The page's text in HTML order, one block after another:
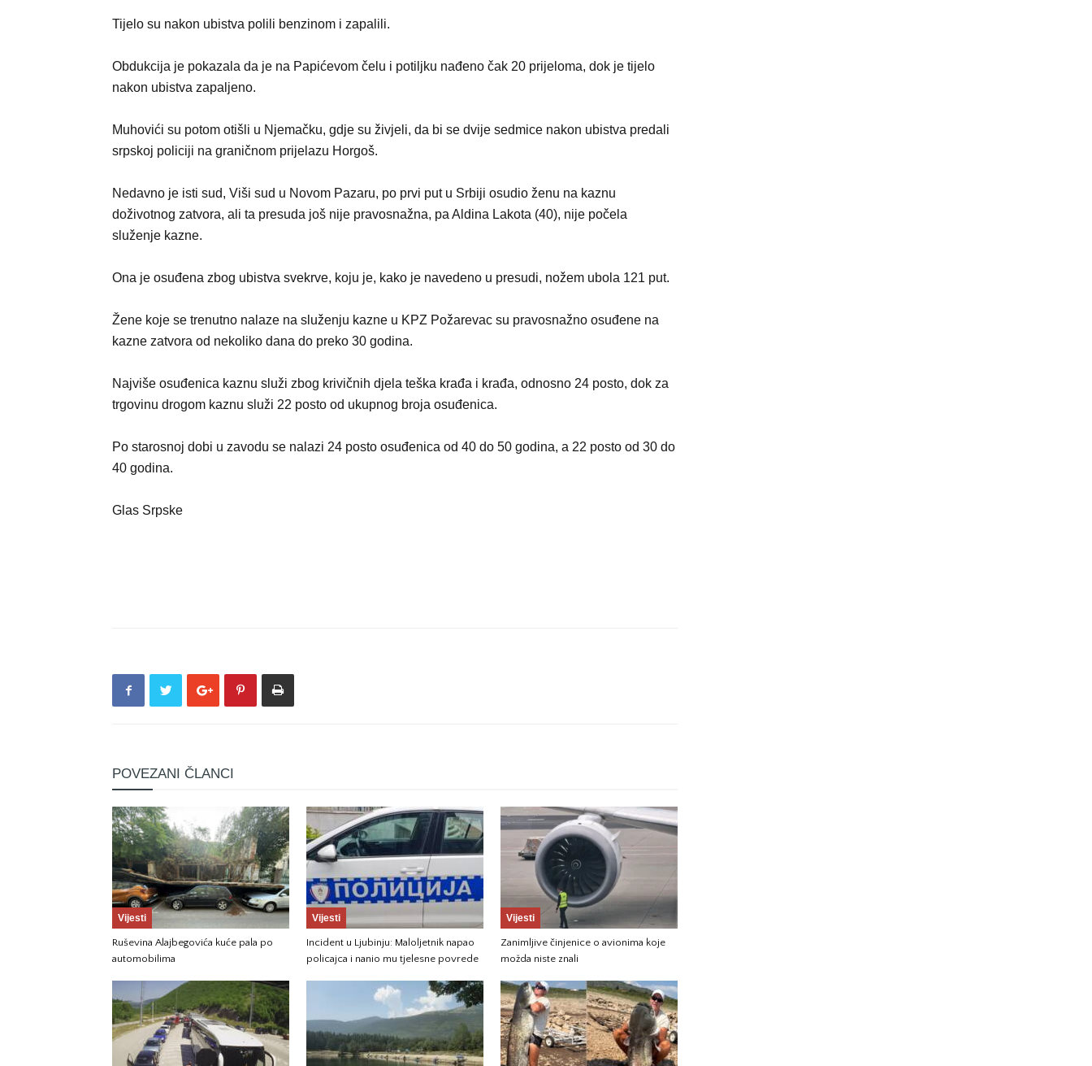
Tijelo su nakon ubistva polili benzinom i zapalili.
Obdukcija je pokazala da je na Papićevom čelu i potiljku nađeno čak 20 prijeloma, dok je tijelo
nakon ubistva zapaljeno.
Muhovići su potom otišli u Njemačku, gdje su živjeli, da bi se dvije sedmice nakon ubistva predali
srpskoj policiji na graničnom prijelazu Horgoš.
Nedavno je isti sud, Viši sud u Novom Pazaru, po prvi put u Srbiji osudio ženu na kaznu
doživotnog zatvora, ali ta presuda još nije pravosnažna, pa Aldina Lakota (40), nije počela
služenje kazne.
Ona je osuđena zbog ubistva svekrve, koju je, kako je navedeno u presudi, nožem ubola 121 put.
Žene koje se trenutno nalaze na služenju kazne u KPZ Požarevac su pravosnažno osuđene na
kazne zatvora od nekoliko dana do preko 30 godina.
Najviše osuđenica kaznu služi zbog krivičnih djela teška krađa i krađa, odnosno 24 posto, dok za
trgovinu drogom kaznu služi 22 posto od ukupnog broja osuđenica.
Po starosnoj dobi u zavodu se nalazi 24 posto osuđenica od 40 do 50 godina, a 22 posto od 30 do
40 godina.
Glas Srpske
POVEZANI ČLANCI
Vijesti
Ruševina Alajbegovića kuće pala po
automobilima
Vijesti
Incident u Ljubinju: Maloljetnik napao
policajca i nanio mu tjelesne povrede
Vijesti
Zanimljive činjenice o avionima koje
možda niste znali